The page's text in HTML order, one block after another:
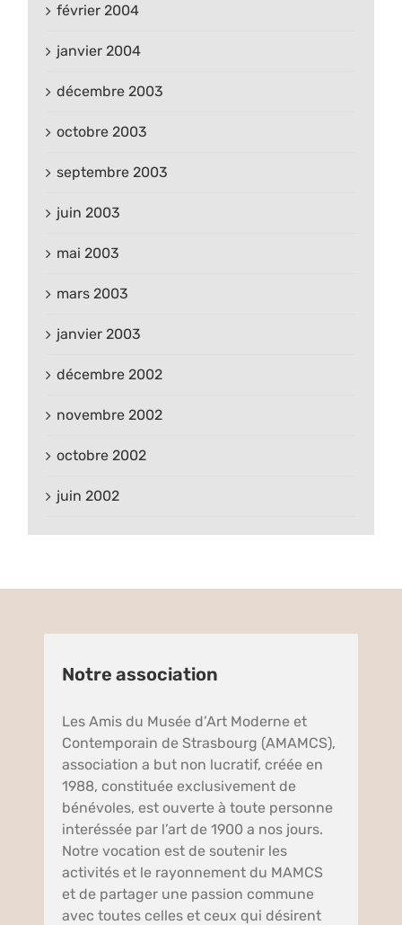
février 2004
janvier 2004
décembre 2003
octobre 2003
septembre 2003
juin 2003
mai 2003
mars 2003
janvier 2003
décembre 2002
novembre 2002
octobre 2002
juin 2002
Notre association
Les Amis du Musée d’Art Moderne et
Contemporain de Strasbourg (AMAMCS),
association a but non lucratif, créée en
1988, constituée exclusivement de
bénévoles, est ouverte à toute personne
interéssée par l’art de 1900 a nos jours.
Notre vocation est de soutenir les
activités et le rayonnement du MAMCS
et de partager une passion commune
avec toutes celles et ceux qui désirent